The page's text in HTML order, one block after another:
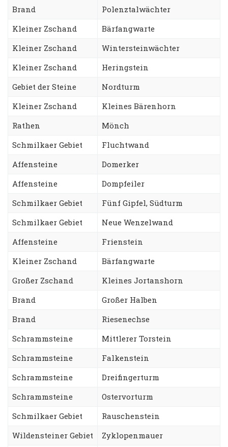
Brand
Polenztalwächter
Kleiner Zschand
Bärfangwarte
Kleiner Zschand
Wintersteinwächter
Kleiner Zschand
Heringstein
Gebiet der Steine
Nordturm
Kleiner Zschand
Kleines Bärenhorn
Rathen
Mönch
Schmilkaer Gebiet
Fluchtwand
Affensteine
Domerker
Affensteine
Dompfeiler
Schmilkaer Gebiet
Fünf Gipfel, Südturm
Schmilkaer Gebiet
Neue Wenzelwand
Affensteine
Frienstein
Kleiner Zschand
Bärfangwarte
Großer Zschand
Kleines Jortanshorn
Brand
Großer Halben
Brand
Riesenechse
Schrammsteine
Mittlerer Torstein
Schrammsteine
Falkenstein
Schrammsteine
Dreifingerturm
Schrammsteine
Ostervorturm
Schmilkaer Gebiet
Rauschenstein
Wildensteiner Gebiet
Zyklopenmauer